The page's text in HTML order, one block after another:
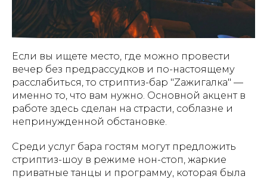
Если вы ищете место, где можно провести
вечер без предрассудков и по-настоящему
расслабиться, то стриптиз-бар "Zажигалка" —
именно то, что вам нужно. Основной акцент в
работе здесь сделан на страсти, соблазне и
непринужденной обстановке.
Среди услуг бара гостям могут предложить
стриптиз-шоу в режиме нон-стоп, жаркие
приватные танцы и программу, которая была